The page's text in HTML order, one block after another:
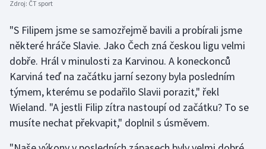
Motorsport
Olympijské hry
Parasport
Zdroj: ČT sport
"S Filipem jsme se samozřejmě bavili a probírali jsme
některé hráče Slavie. Jako Čech zná českou ligu velmi
dobře. Hrál v minulosti za Karvinou. A koneckonců
Karviná teď na začátku jarní sezony byla posledním
týmem, kterému se podařilo Slavii porazit," řekl
Wieland. "A jestli Filip zítra nastoupí od začátku? To se
musíte nechat překvapit," doplnil s úsměvem.